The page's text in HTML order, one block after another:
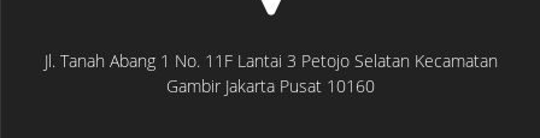
Jl. Tanah Abang 1 No. 11F Lantai 3 Petojo Selatan Kecamatan
Gambir Jakarta Pusat 10160